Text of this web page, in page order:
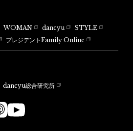
WOMAN dancyu
STYLE
プレジデントFamily Online
dancyu総合研究所